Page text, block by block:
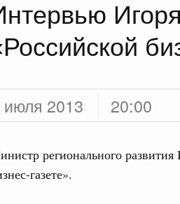
июля 2013 20:00
регионального
газете».
Демография
Здоровье
Общество
Государство
программы